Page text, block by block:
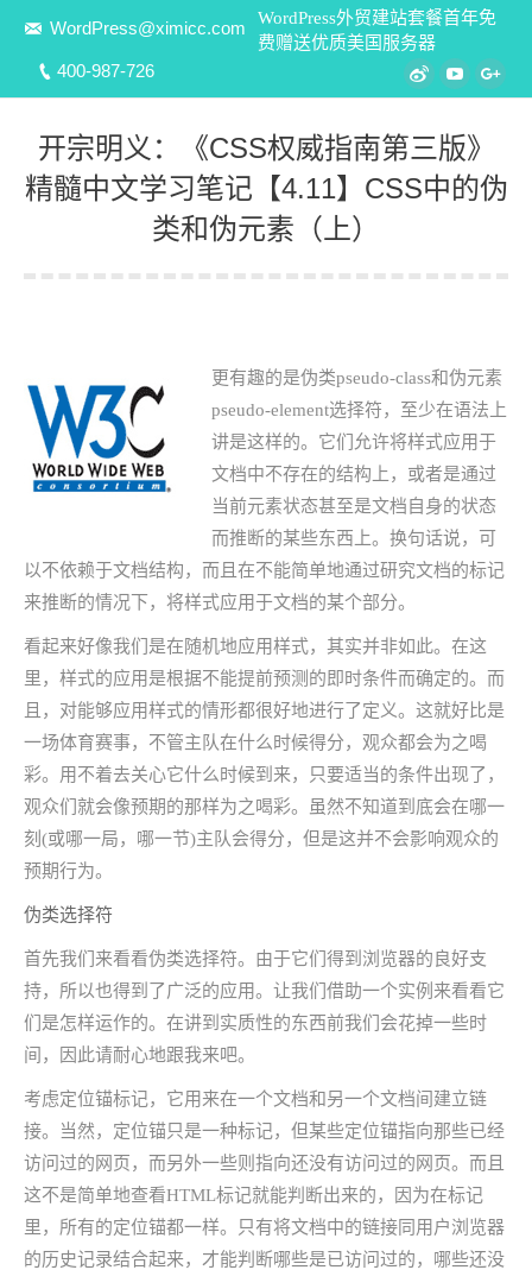
WordPress@ximicc.com
400-987-726
WordPress外贸建站套餐首年免
费赠送优质美国服务器
WeiboYouTube
开宗明义：《CSS权威指南第三版》
精髓中文学习笔记【4.11】CSS中的伪
类和伪元素（上）
更有趣的是伪类pseudo-class和伪元素
pseudo-element选择符，至少在语法上
讲是这样的。它们允许将样式应用于
文档中不存在的结构上，或者是通过
当前元素状态甚至是文档自身的状态
而推断的某些东西上。换句话说，可
以不依赖于文档结构，而且在不能简单地通过研究文档的标记
来推断的情况下，将样式应用于文档的某个部分。
看起来好像我们是在随机地应用样式，其实并非如此。在这
里，样式的应用是根据不能提前预测的即时条件而确定的。而
且，对能够应用样式的情形都很好地进行了定义。这就好比是
一场体育赛事，不管主队在什么时候得分，观众都会为之喝
彩。用不着去关心它什么时候到来，只要适当的条件出现了，
观众们就会像预期的那样为之喝彩。虽然不知道到底会在哪一
刻(或哪一局，哪一节)主队会得分，但是这并不会影响观众的
预期行为。
伪类选择符
首先我们来看看伪类选择符。由于它们得到浏览器的良好支
持，所以也得到了广泛的应用。让我们借助一个实例来看看它
们是怎样运作的。在讲到实质性的东西前我们会花掉一些时
间，因此请耐心地跟我来吧。
考虑定位锚标记，它用来在一个文档和另一个文档间建立链
接。当然，定位锚只是一种标记，但某些定位锚指向那些已经
访问过的网页，而另外一些则指向还没有访问过的网页。而且
这不是简单地查看HTML标记就能判断出来的，因为在标记
里，所有的定位锚都一样。只有将文档中的链接同用户浏览器
的历史记录结合起来，才能判断哪些是已访问过的，哪些还没